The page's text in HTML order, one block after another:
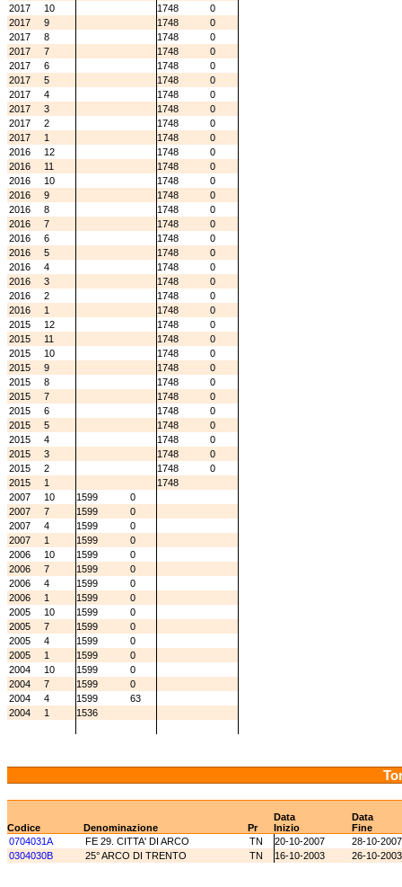
2017
10 1748
0
2017
9 1748
0
2017
8 1748
0
2017
7 1748
0
2017
6 1748
0
2017
5 1748
0
2017
4 1748
0
2017
3 1748
0
2017
2 1748
0
2017
1 1748
0
2016
12 1748
0
2016
11 1748
0
2016
10 1748
0
2016
9 1748
0
2016
8 1748
0
2016
7 1748
0
2016
6 1748
0
2016
5 1748
0
2016
4 1748
0
2016
3 1748
0
2016
2 1748
0
2016
1 1748
0
2015
12 1748
0
2015
11 1748
0
2015
10 1748
0
2015
9 1748
0
2015
8 1748
0
2015
7 1748
0
2015
6 1748
0
2015
5 1748
0
2015
4 1748
0
2015
3 1748
0
2015
2 1748
0
2015
1
1748
2007
10 1599
0
2007
7 1599
0
2007
4 1599
0
2007
1 1599
0
2006
10 1599
0
2006
7 1599
0
2006
4 1599
0
2006
1 1599
0
2005
10 1599
0
2005
7 1599
0
2005
4 1599
0
2005
1 1599
0
2004
10 1599
0
2004
7 1599
0
2004
4 1599
63
2004
1 1536
Data
Data
Codice
Denominazione Pr Inizio
Fine
0704031A
FE 29. CITTA' DI ARCO TN 20-10-2007
28-10-2007
0304030B
25° ARCO DI TRENTO TN 16-10-2003 26-10-2003